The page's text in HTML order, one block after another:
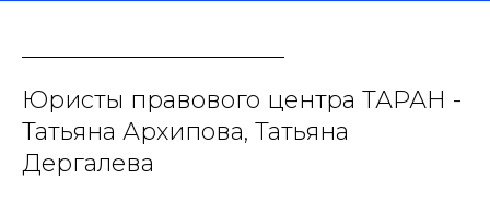
Юристы правового центра ТАРАН -
Татьяна Архипова, Татьяна
Дергалева